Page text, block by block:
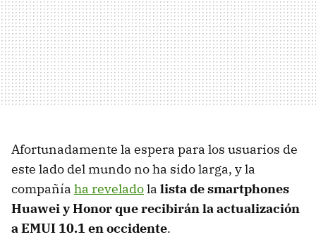
Afortunadamente la espera para los usuarios de
este lado del mundo no ha sido larga, y la
compañía ha reveladola lista de smartphones
Huawei y Honor que recibirán la actualización
a EMUI 10.1 en occidente.